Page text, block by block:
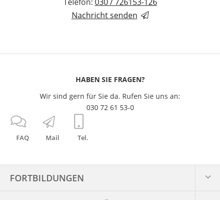
Nachricht senden
FAQ Mail Tel.
HABEN SIE FRAGEN?
Wir sind gern für Sie da. Rufen Sie uns an:
030 72 61 53-0
FORTBILDUNGEN